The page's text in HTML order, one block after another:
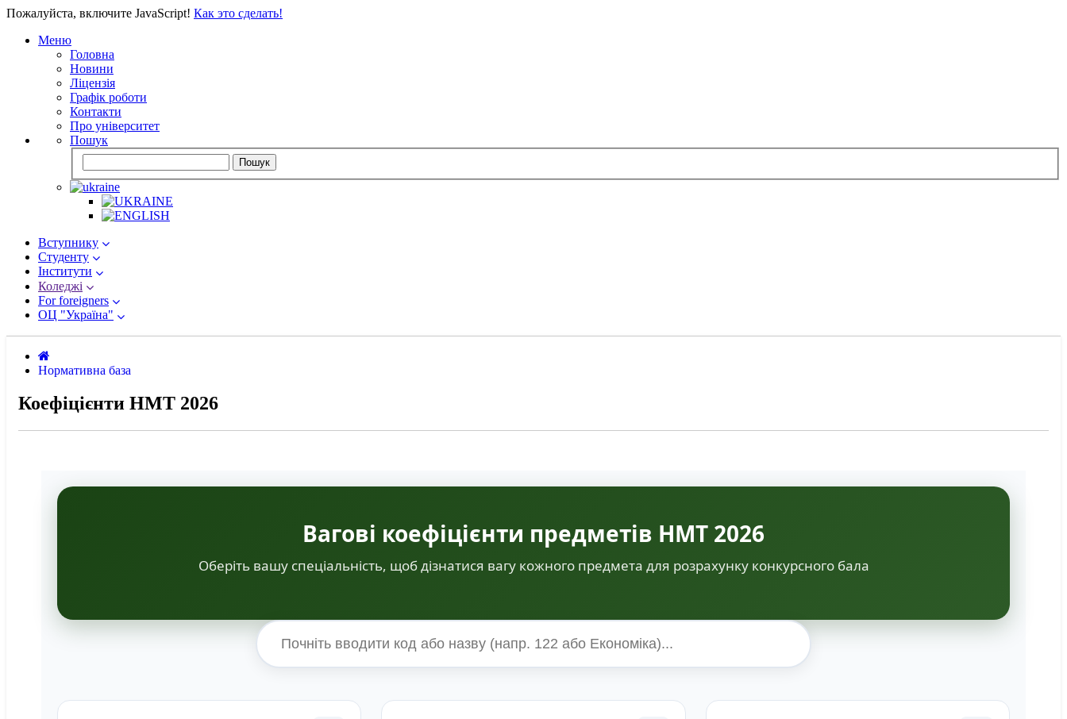
Пожалуйста, включите JavaScript! Как это сделать!
Меню
Головна
Новини
Ліцензія
Графік роботи
Контакти
Про університет
Пошук
Пошук
Вступнику
Студенту
Інститути
Коледжі
For foreigners
ОЦ "Україна"
Нормативна база
Коефіцієнти НМТ 2026
Вагові коефіцієнти предметів НМТ 2026
Оберіть вашу спеціальність, щоб дізнатися вагу кожного предмета для розрахунку конкурсного бала